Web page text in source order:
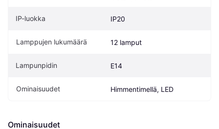
IP-luokka IP20
Lamppujen lukumäärä 12 lamput
Lampunpidin E14
Ominaisuudet Himmentimellä, LED
Ominaisuudet